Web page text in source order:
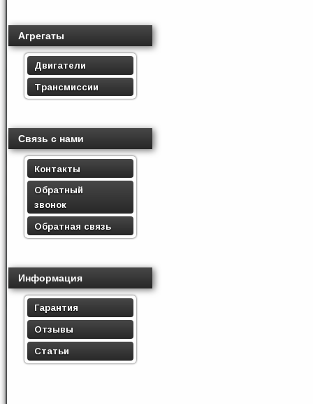
Агрегаты
Двигатели
Трансмиссии
Связь с нами
Контакты
Обратный
звонок
Обратная связь
Информация
Гарантия
Отзывы
Статьи